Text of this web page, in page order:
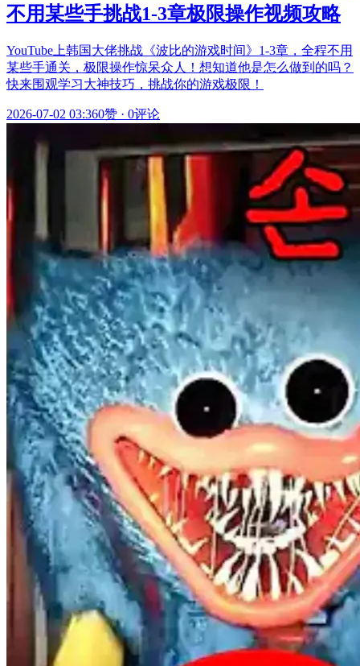
不用某些手挑战1-3章极限操作视频攻略
YouTube上韩国大佬挑战《波比的游戏时间》1-3章，全程不用
某些手通关，极限操作惊呆众人！想知道他是怎么做到的吗？
快来围观学习大神技巧，挑战你的游戏极限！
2026-07-02 03:360赞 · 0评论